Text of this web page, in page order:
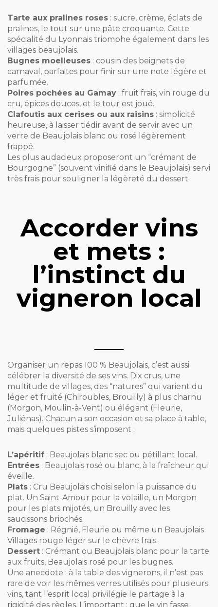
Tarte aux pralines roses : sucre, crème, éclats de
pralines, le tout sur une pâte croquante. Cette
spécialité du Lyonnais triomphe également dans les
villages beaujolais.
Bugnes moelleuses : cousin des beignets de
carnaval, parfaites pour finir sur une note légère et
parfumée.
Poires pochées au Gamay : fruit frais, vin rouge du
cru, épices douces, et le tour est joué.
Clafoutis aux cerises ou aux raisins : simplicité
heureuse, à laisser tiédir avant de servir avec un
verre de Beaujolais blanc ou rosé légèrement
frappé.
Les plus audacieux proposeront un “crémant de
Bourgogne” (souvent vinifié dans le Beaujolais) servi
très frais pour souligner la légèreté du dessert.
Accorder vins
et mets :
l’instinct du
vigneron local
Organiser un repas 100 % Beaujolais, c’est aussi
célébrer la diversité de ses vins. Dix crus, une
multitude de villages, des “natures” qui varient du
léger et fruité (Chiroubles, Brouilly) à plus charnu
(Morgon, Moulin-à-Vent) ou élégant (Fleurie,
Juliénas). Chacun a son occasion et sa place à table,
mais quelques pistes s’imposent :
L’apéritif : Beaujolais blanc sec ou pétillant local.
Entrées : Beaujolais rosé ou blanc, à la fraîcheur qui
éveille.
Plats : Cru Beaujolais choisi selon la puissance du
plat. Un Saint-Amour pour la volaille, un Morgon
pour les plats mijotés, un Brouilly avec les
saucissons briochés.
Fromage : Régnié, Fleurie ou même un Beaujolais
Villages rouge léger sur le chèvre frais.
Dessert : Crémant ou Beaujolais blanc pour la tarte
aux fruits, Beaujolais rosé pour les bugnes.
Une anecdote : à la table des vignerons, il n’est pas
rare de voir les mêmes verres utilisés pour plusieurs
vins, tant l’esprit local privilégie le partage à la
rigidité des règles. L’important : que le vin fasse